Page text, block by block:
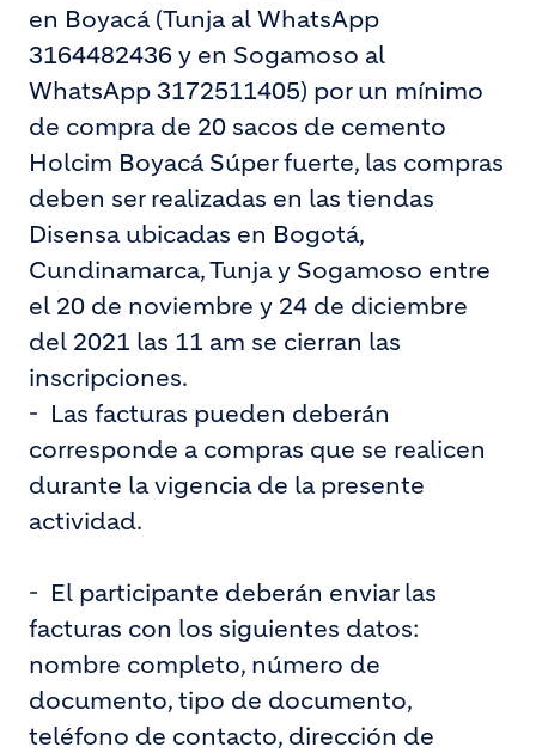
en Boyacá (Tunja al WhatsApp
3164482436 y en Sogamoso al
WhatsApp 3172511405) por un mínimo
de compra de 20 sacos de cemento
Holcim Boyacá Súper fuerte, las compras
deben ser realizadas en las tiendas
Disensa ubicadas en Bogotá,
Cundinamarca, Tunja y Sogamoso entre
el 20 de noviembre y 24 de diciembre
del 2021 las 11 am se cierran las
inscripciones.
- Las facturas pueden deberán
corresponde a compras que se realicen
durante la vigencia de la presente
actividad.
- El participante deberán enviar las
facturas con los siguientes datos:
nombre completo, número de
documento, tipo de documento,
teléfono de contacto, dirección de